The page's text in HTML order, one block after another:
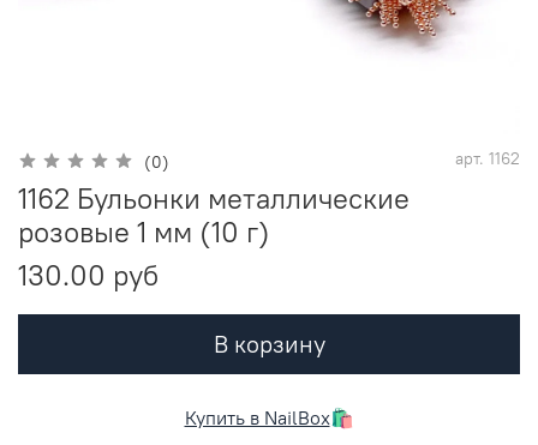
(0) арт. 1162
1162 Бульонки металлические
розовые 1 мм (10 г)
130.00 руб
В корзину
Купить в NailBox🛍️